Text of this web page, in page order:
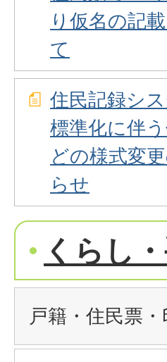
り仮名の記
て
住民記録シ
標準化に伴
どの様式変
らせ
くらし
戸籍・住民票